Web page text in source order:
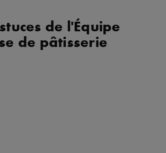
de l'Équipe
de pâtisserie